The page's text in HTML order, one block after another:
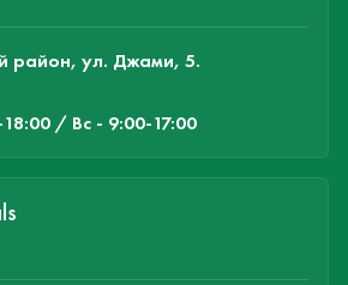
район, ул. Джами, 5.
/ Вс - 9:00-17:00